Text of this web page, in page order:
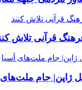
قرآنی تلاش
ژاپن| جام